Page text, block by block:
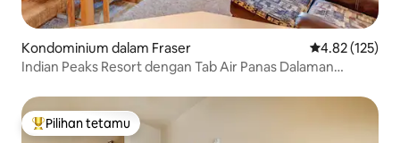
Kondominium dalam Fraser Penarafan
4.82 (125)
Indian Peaks Resort dengan Tab Air Panas Dalaman
Pilihan utama tetamu
Pilihan tetamu